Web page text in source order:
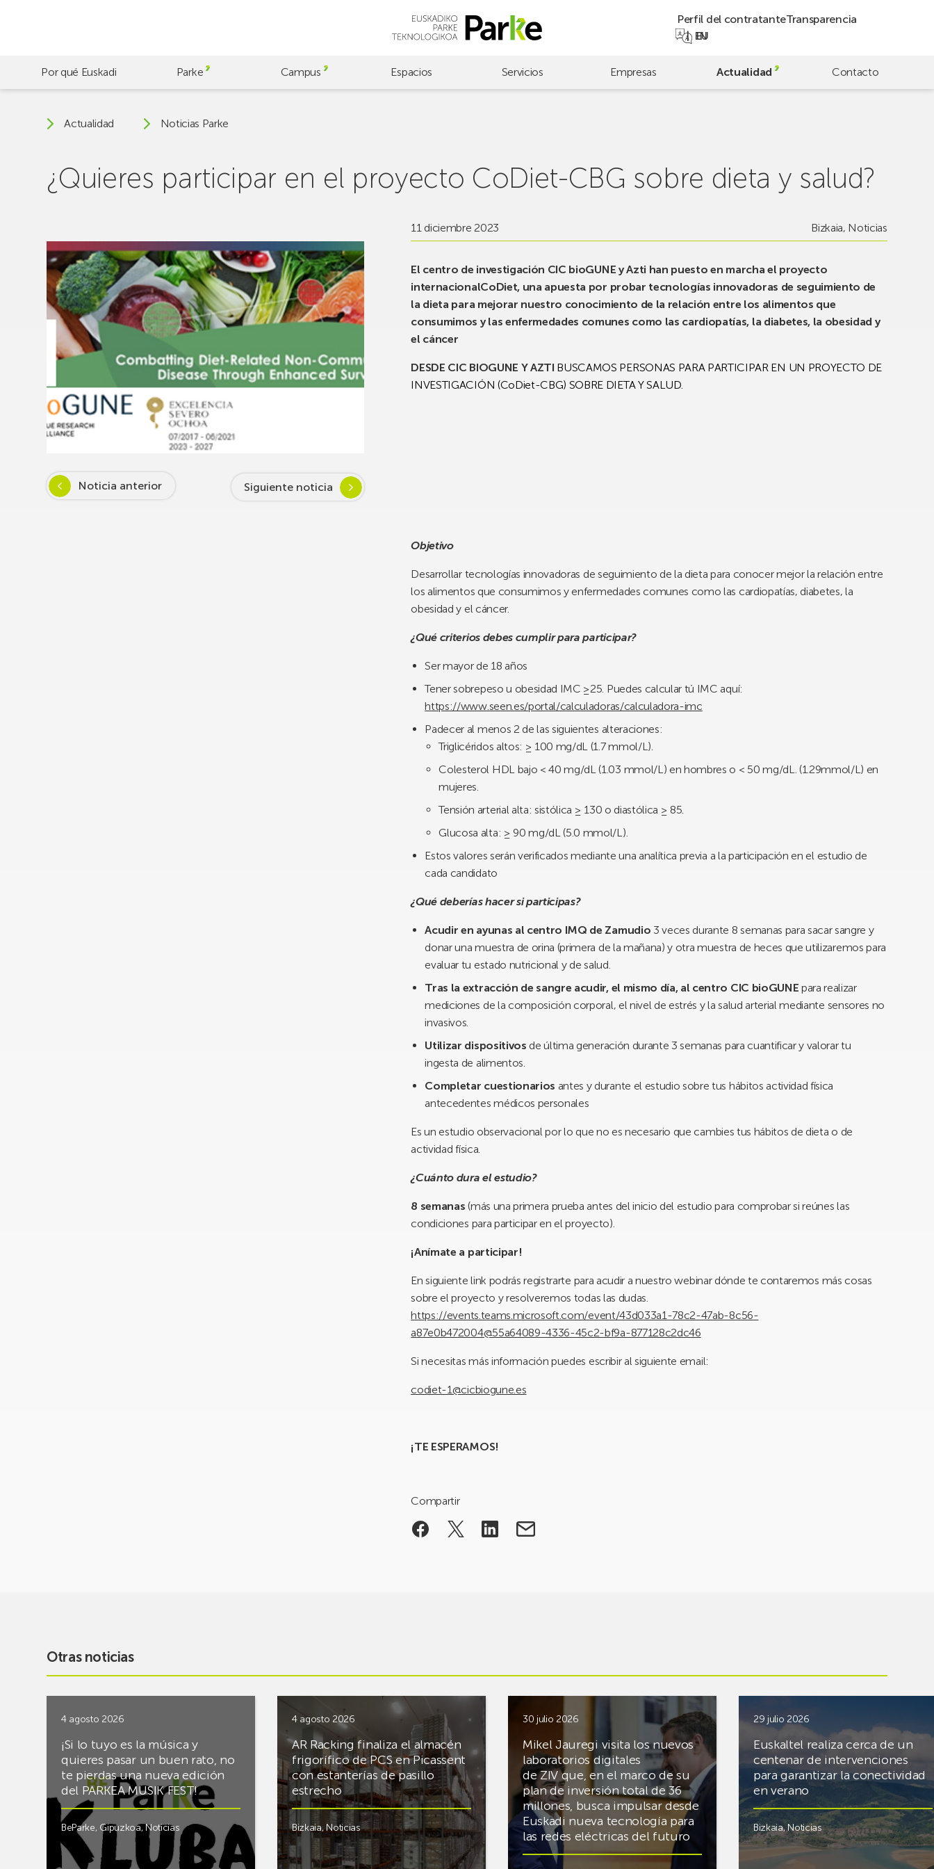
Perfil del contratanteTransparencia
EU
EN
Por qué Euskadi Parke Campus Espacios Servicios Empresas Actualidad Contacto
Actualidad Noticias Parke
¿Quieres participar en el proyecto CoDiet-CBG sobre dieta y salud?
Noticia anterior Siguiente noticia
11 diciembre 2023 Bizkaia, Noticias
El centro de investigación CIC bioGUNE y Azti han puesto en marcha el proyecto
internacionalCoDiet, una apuesta por probar tecnologías innovadoras de seguimiento de
la dieta para mejorar nuestro conocimiento de la relación entre los alimentos que
consumimos y las enfermedades comunes como las cardiopatías, la diabetes, la obesidad y
el cáncer
DESDE CIC BIOGUNE Y AZTI BUSCAMOS PERSONAS PARA PARTICIPAR EN UN PROYECTO DE
INVESTIGACIÓN (CoDiet-CBG) SOBRE DIETA Y SALUD.
Objetivo
Desarrollar tecnologías innovadoras de seguimiento de la dieta para conocer mejor la relación entre
los alimentos que consumimos y enfermedades comunes como las cardiopatías, diabetes, la
obesidad y el cáncer.
¿Qué criterios debes cumplir para participar?
Ser mayor de 18 años
Tener sobrepeso u obesidad IMC ≥25. Puedes calcular tú IMC aquí:
https://www.seen.es/portal/calculadoras/calculadora-imc
Padecer al menos 2 de las siguientes alteraciones:
Triglicéridos altos: ≥ 100 mg/dL (1.7 mmol/L).
Colesterol HDL bajo < 40 mg/dL (1.03 mmol/L) en hombres o < 50 mg/dL. (1.29mmol/L) en
mujeres.
Tensión arterial alta: sistólica ≥ 130 o diastólica ≥ 85.
Glucosa alta: ≥ 90 mg/dL (5.0 mmol/L).
Estos valores serán verificados mediante una analítica previa a la participación en el estudio de
cada candidato
¿Qué deberías hacer si participas?
Acudir en ayunas al centro IMQ de Zamudio 3 veces durante 8 semanas para sacar sangre y
donar una muestra de orina (primera de la mañana) y otra muestra de heces que utilizaremos para
evaluar tu estado nutricional y de salud.
Tras la extracción de sangre acudir, el mismo día, al centro CIC bioGUNE para realizar
mediciones de la composición corporal, el nivel de estrés y la salud arterial mediante sensores no
invasivos.
Utilizar dispositivos de última generación durante 3 semanas para cuantificar y valorar tu
ingesta de alimentos.
Completar cuestionarios antes y durante el estudio sobre tus hábitos actividad física
antecedentes médicos personales
Es un estudio observacional por lo que no es necesario que cambies tus hábitos de dieta o de
actividad física.
¿Cuánto dura el estudio?
8 semanas (más una primera prueba antes del inicio del estudio para comprobar si reúnes las
condiciones para participar en el proyecto).
¡Anímate a participar!
En siguiente link podrás registrarte para acudir a nuestro webinar dónde te contaremos más cosas
sobre el proyecto y resolveremos todas las dudas.
https://events.teams.microsoft.com/event/43d033a1-78c2-47ab-8c56-
a87e0b472004@55a64089-4336-45c2-bf9a-877128c2dc46
Si necesitas más información puedes escribir al siguiente email:
codiet-1@cicbiogune.es
¡TE ESPERAMOS!
Compartir
Otras noticias
4 agosto 2026
¡Si lo tuyo es la música y
quieres pasar un buen rato, no
te pierdas una nueva edición
del PARKEA MUSIK FEST!
BeParke, Gipuzkoa,Noticias
4 agosto 2026
AR Racking finaliza el almacén
frigorífico de PCS en Picassent
con estanterías de pasillo
estrecho
Bizkaia,Noticias
30 julio 2026
Mikel Jauregi visita los nuevos
laboratorios digitales
de ZIV que, en el marco de su
plan de inversión total de 36
millones, busca impulsar desde
Euskadi nueva tecnología para
las redes eléctricas del futuro
29 julio 2026
Euskaltel realiza cerca de un
centenar de intervenciones
para garantizar la conectividad
en verano
Bizkaia,Noticias